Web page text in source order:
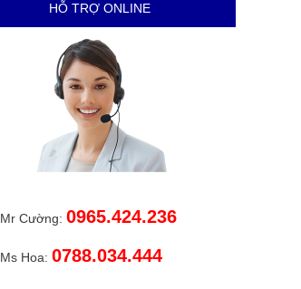
HỖ TRỢ ONLINE
Mr Cường: 0965.424.236
Ms Hoa: 0788.034.444